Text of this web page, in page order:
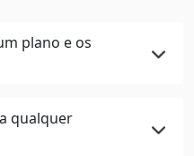
plano e os
qualquer